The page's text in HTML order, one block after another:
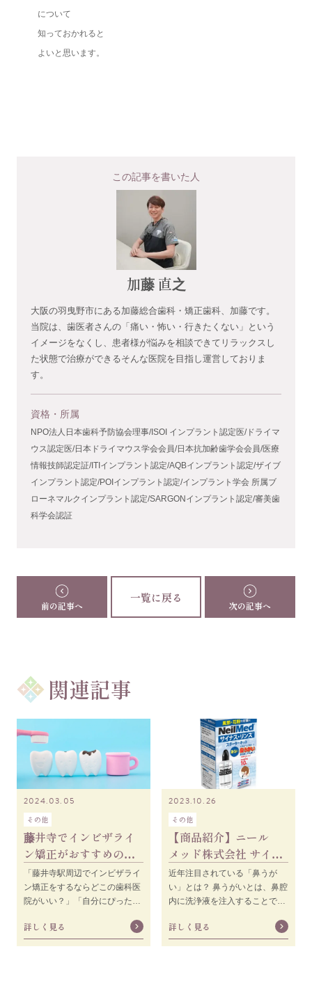
について
知っておかれると
よいと思います。
この記事を書いた人
加藤 直之
大阪の羽曳野市にある加藤総合歯科・矯正歯科、加藤です。
当院は、歯医者さんの「痛い・怖い・行きたくない」という
イメージをなくし、患者様が悩みを相談できてリラックスし
た状態で治療ができるそんな医院を目指し運営しておりま
す。
資格・所属
NPO法人日本歯科予防協会理事/ISOI インプラント認定医/ドライマ
ウス認定医/日本ドライマウス学会会員/日本抗加齢歯学会会員/医療
情報技師認定証/ITIインプラント認定/AQBインプラント認定/ザイブ
インプラント認定/POIインプラント認定/インプラント学会 所属ブ
ローネマルクインプラント認定/SARGONインプラント認定/審美歯
科学会認証
前の記事へ 次の記事へ
一覧に戻る
関連記事
2024.03.05
その他
藤井寺でインビザライ
ン矯正がおすすめの歯
科医院11選！自分に
合った選び方も解説
【2024年版】
「藤井寺駅周辺でインビザライ
ン矯正をするならどこの歯科医
院がいい？」「自分にぴったり
い」「インビザライン矯正がで
きる歯科医院を選
詳しく見る
2023.10.26
その他
【商品紹介】ニール
メッド株式会社 サイナ
ス・リンス サイナスミ
スト
近年注目されている「鼻うが
い」とは？ 鼻うがいとは、⿐腔
内に洗浄液を注入することで内
細菌などの異物を洗い流して取
り除
詳しく見る